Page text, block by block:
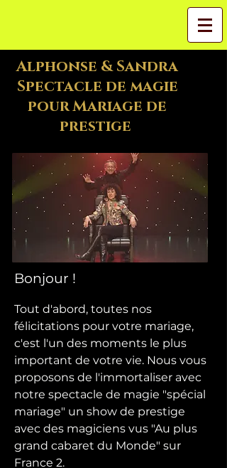
Alphonse & Sandra
Spectacle de magie
pour Mariage de
prestige
Bonjour !
Tout d'abord, toutes nos
félicitations pour votre mariage,
c'est l'un des moments le plus
important de votre vie. Nous vous
proposons de l'immortaliser avec
notre spectacle de magie "spécial
mariage" un show de prestige
avec des magiciens vus "Au plus
grand cabaret du Monde" sur
France 2.